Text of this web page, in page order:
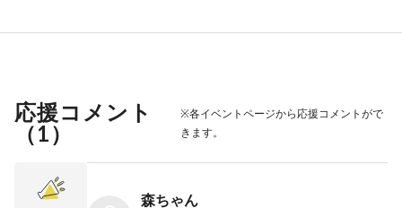
応援コメント
（1）
※各イベントページから応援コメントがで
きます。
森ちゃん